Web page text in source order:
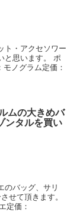
ト・アクセソワー
と思います。 ポ
ノグラム定価：
ムの大きめバ
ンタルを買い
のバッグ、サリ
せて頂きます。
定価：